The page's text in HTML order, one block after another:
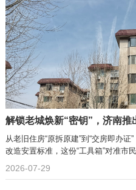
解锁老城焕新“密钥”，济南推
从老旧住房“原拆原建”到“交房即办
改造安置标准，这份“工具箱”对准市
新项目落地实施提供清晰路径与明确
2026-07-29